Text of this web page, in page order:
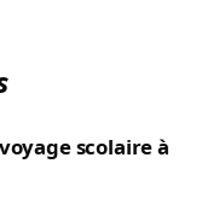
scolaire à